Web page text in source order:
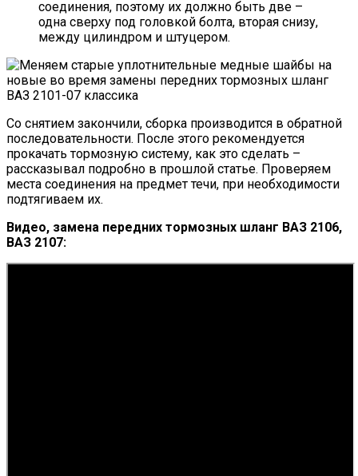
соединения, поэтому их должно быть две –
одна сверху под головкой болта, вторая снизу,
между цилиндром и штуцером.
Со снятием закончили, сборка производится в обратной
последовательности. После этого рекомендуется
прокачать тормозную систему, как это сделать –
рассказывал подробно в прошлой статье. Проверяем
места соединения на предмет течи, при необходимости
подтягиваем их.
Видео, замена передних тормозных шланг ВАЗ 2106,
ВАЗ 2107: